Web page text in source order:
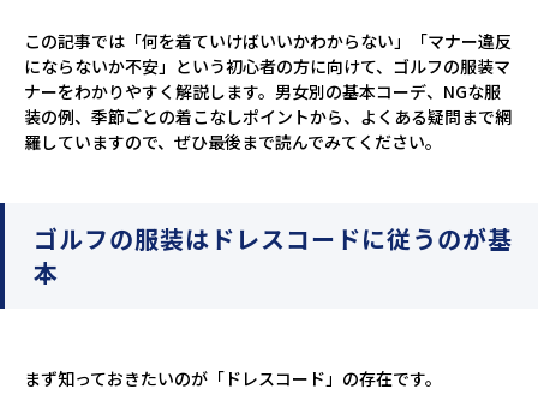
この記事では「何を着ていけばいいかわからない」「マナー違反
にならないか不安」という初心者の方に向けて、ゴルフの服装マ
ナーをわかりやすく解説します。男女別の基本コーデ、NGな服
装の例、季節ごとの着こなしポイントから、よくある疑問まで網
羅していますので、ぜひ最後まで読んでみてください。
ゴルフの服装はドレスコードに従うのが基
本
まず知っておきたいのが「ドレスコード」の存在です。